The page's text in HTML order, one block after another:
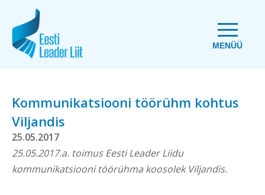
MENÜÜ
Kommunikatsiooni töörühm kohtus
Viljandis
25.05.2017
25.05.2017.a. toimus Eesti Leader Liidu
kommunikatsiooni töörühma koosolek Viljandis.